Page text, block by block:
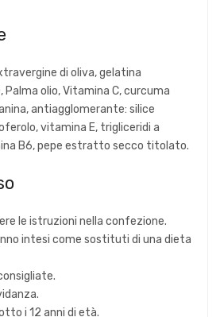
di oliva, gelatina
Palma olio, Vitamina C, curcuma
antiagglomerante: silice
vitamina E, trigliceridi a
B6, pepe estratto secco titolato.
le istruzioni nella confezione.
intesi come sostituti di una dieta
i 12 anni di età.